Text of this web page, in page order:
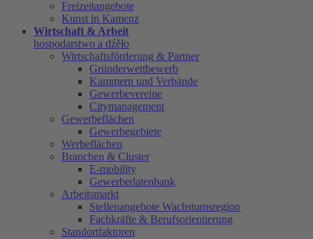
Freizeitangebote
Kunst in Kamenz
Wirtschaft & Arbeit
hospodarstwo a dźěło
Wirtschaftsförderung & Partner
Gründerwettbewerb
Kammern und Verbände
Gewerbevereine
Citymanagement
Gewerbeflächen
Gewerbegebiete
Werbeflächen
Branchen & Cluster
E-mobility
Gewerbedatenbank
Arbeitsmarkt
Stellenangebote Wachstumsregion
Fachkräfte & Berufsorientierung
Standortfaktoren